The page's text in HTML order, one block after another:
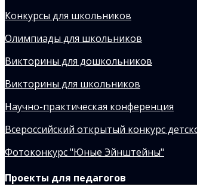
Конкурсы для школьников
Олимпиады для школьников
Викторины для дошкольников
Викторины для школьников
Научно-практическая конференция
Всероссийский открытый конкурс
Фотоконкурс "Юные Эйнштейны"
Проекты для педагогов